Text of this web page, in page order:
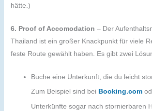
hätte.)
6. Proof of Accomodation – Der
Thailand ist ein großer Knackpunkt für viele
feste Route gewählt haben. Es gibt zwei
Buche eine Unterkunft, die du leicht
Zum Beispiel sind bei Booking.com
Unterkünfte sogar nach stornierbaren